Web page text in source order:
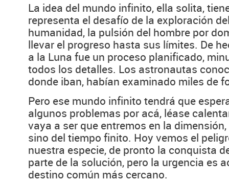
La idea del mundo infinito, ella solita,
representa el desafío de la exploración
humanidad, la pulsión del hombre por
llevar el progreso hasta sus límites. De
a la Luna fue un proceso planificado,
todos los detalles. Los astronautas
donde iban, habían examinado miles de
Pero ese mundo infinito tendrá que
algunos problemas por acá, léase
vaya a ser que entremos en la
sino del tiempo finito. Hoy vemos el
nuestra especie, de pronto la conquista
parte de la solución, pero la urgencia es
destino común más cercano.